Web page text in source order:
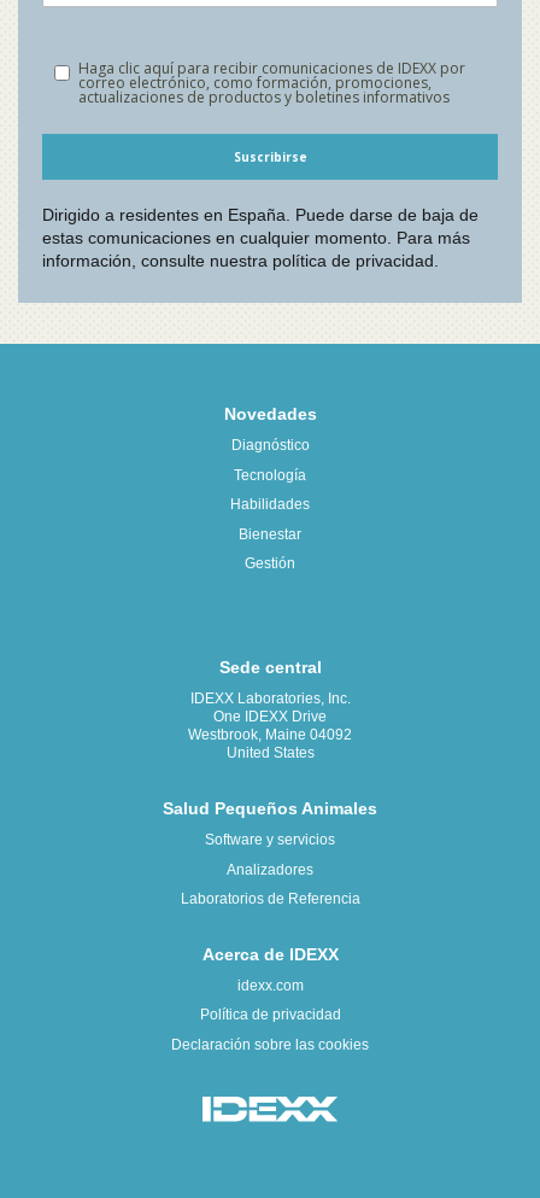
Novedades
Diagnóstico
Tecnología
Habilidades
Bienestar
Gestión
Sede central
IDEXX Laboratories, Inc.
One IDEXX Drive
Westbrook, Maine 04092
United States
Salud Pequeños Animales
Software y servicios
Analizadores
Laboratorios de Referencia
Acerca de IDEXX
idexx.com
Política de privacidad
Declaración sobre las cookies